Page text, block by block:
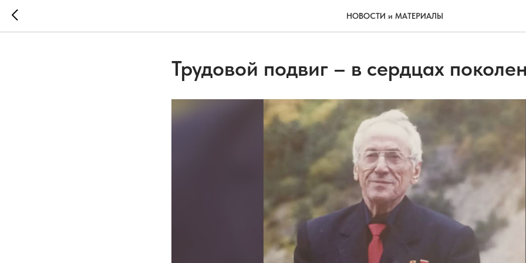
НОВОСТИ и МАТЕРИАЛЫ
Трудовой подвиг – в сердцах